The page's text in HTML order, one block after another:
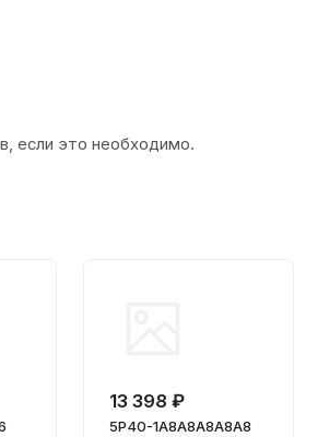
если это необходимо.
13 398 ₽
5Р40-1А8A8A8A8A8